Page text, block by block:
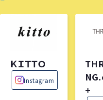
ＫＩＴＴＯ
Instagram
+